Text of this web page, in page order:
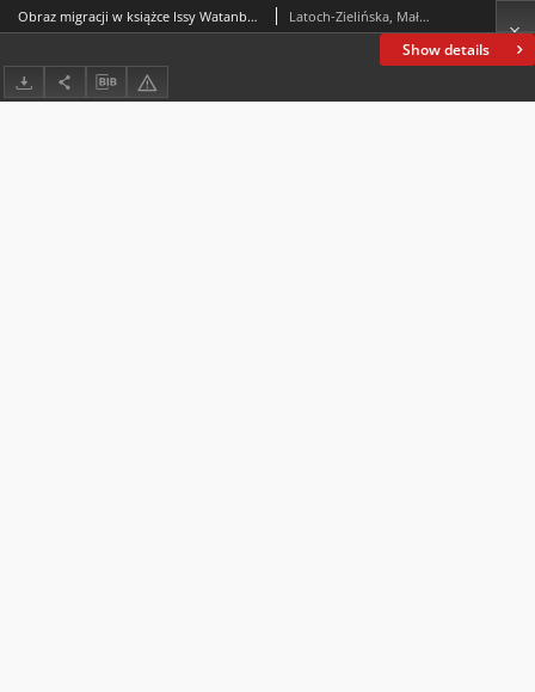
Show details
Obraz migracji w książce Issy Watanbe „Migranci” Latoch-Zielińska, Małgorzata